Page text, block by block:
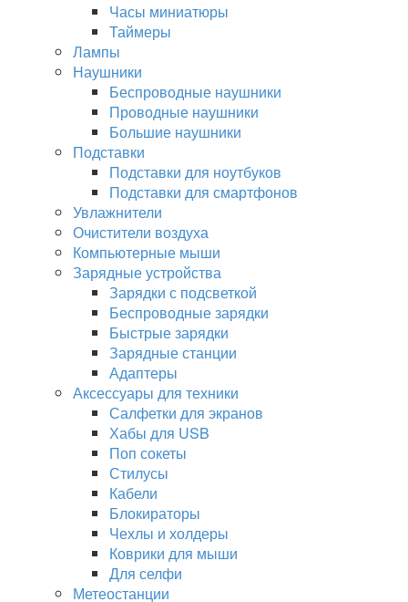
Часы миниатюры
Таймеры
Лампы
Наушники
Беспроводные наушники
Проводные наушники
Большие наушники
Подставки
Подставки для ноутбуков
Подставки для смартфонов
Увлажнители
Очистители воздуха
Компьютерные мыши
Зарядные устройства
Зарядки с подсветкой
Беспроводные зарядки
Быстрые зарядки
Зарядные станции
Адаптеры
Аксессуары для техники
Салфетки для экранов
Хабы для USB
Поп сокеты
Стилусы
Кабели
Блокираторы
Чехлы и холдеры
Коврики для мыши
Для селфи
Метеостанции